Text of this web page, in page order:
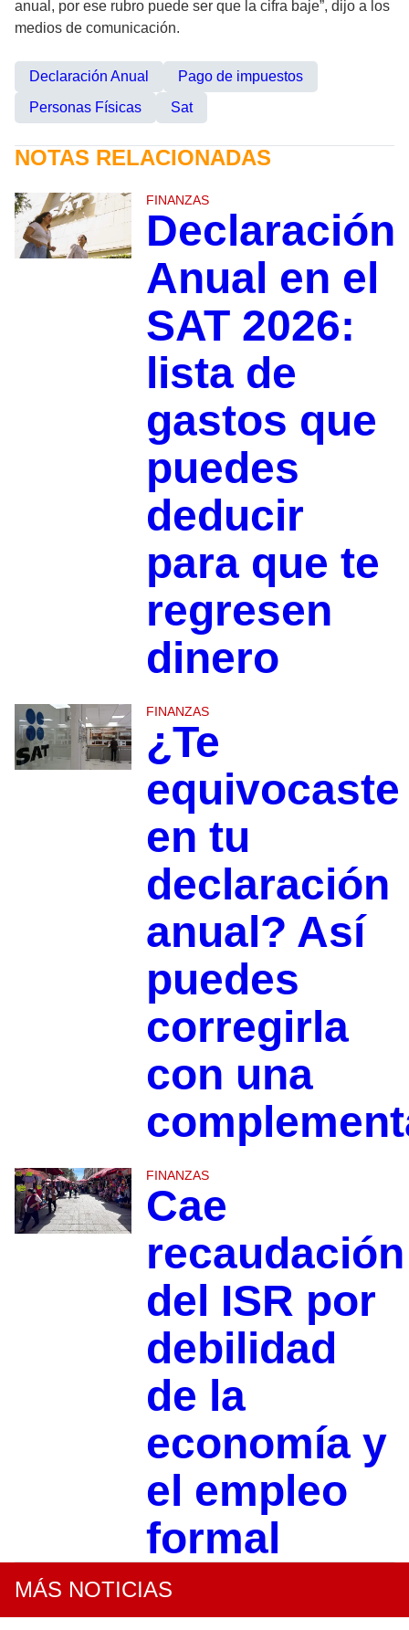
anual, por ese rubro puede ser que la cifra baje”, dijo a los
medios de comunicación.
Declaración Anual
Pago de impuestos
Personas Físicas
Sat
NOTAS RELACIONADAS
FINANZAS
Declaración
Anual en el
SAT 2026:
lista de
gastos que
puedes
deducir
para que te
regresen
dinero
FINANZAS
¿Te
equivocaste
en tu
declaración
anual? Así
puedes
corregirla
con una
FINANZAS
Cae
recaudación
del ISR por
debilidad
de la
economía y
el empleo
formal
MÁS NOTICIAS